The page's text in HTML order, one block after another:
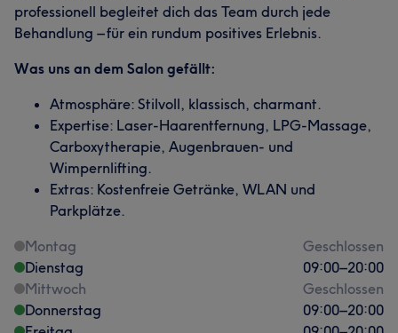
professionell begleitet dich das Team durch jede
Behandlung – für ein rundum positives Erlebnis.
Was uns an dem Salon gefällt:
Atmosphäre: Stilvoll, klassisch, charmant.
Expertise: Laser-Haarentfernung, LPG-Massage,
Carboxytherapie, Augenbrauen- und
Wimpernlifting.
Extras: Kostenfreie Getränke, WLAN und
Parkplätze.
Montag
Geschlossen
Dienstag
09:00–20:00
Mittwoch
Geschlossen
Donnerstag
09:00–20:00